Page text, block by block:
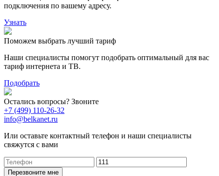
подключения по вашему адресу.
Узнать
Поможем выбрать лучший тариф
Наши специалисты помогут подобрать оптимальный для вас
тариф интернета и ТВ.
Подобрать
Остались вопросы? Звоните
+7 (499) 110-26-32
info@belkanet.ru
Или оставьте контактный телефон и наши специалисты
свяжутся с вами
Перезвоните мне